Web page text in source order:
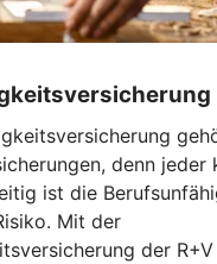
denn jeder
ist die
Mit der
der